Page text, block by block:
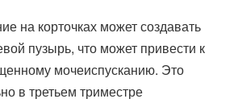
на корточках может создавать
пузырь, что может привести к
мочеиспусканию. Это
в третьем триместре